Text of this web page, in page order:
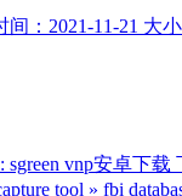
：2021-11-21 大
vnp安卓下
tool » fbi